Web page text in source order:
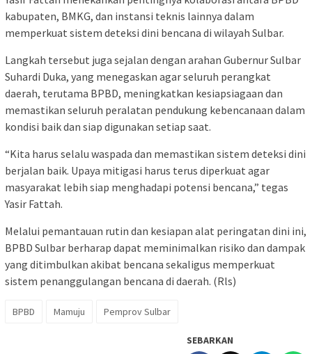
kabupaten, BMKG, dan instansi teknis lainnya dalam
memperkuat sistem deteksi dini bencana di wilayah Sulbar.
Langkah tersebut juga sejalan dengan arahan Gubernur Sulbar
Suhardi Duka, yang menegaskan agar seluruh perangkat
daerah, terutama BPBD, meningkatkan kesiapsiagaan dan
memastikan seluruh peralatan pendukung kebencanaan dalam
kondisi baik dan siap digunakan setiap saat.
“Kita harus selalu waspada dan memastikan sistem deteksi dini
berjalan baik. Upaya mitigasi harus terus diperkuat agar
masyarakat lebih siap menghadapi potensi bencana,” tegas
Yasir Fattah.
Melalui pemantauan rutin dan kesiapan alat peringatan dini ini,
BPBD Sulbar berharap dapat meminimalkan risiko dan dampak
yang ditimbulkan akibat bencana sekaligus memperkuat
sistem penanggulangan bencana di daerah. (Rls)
BPBD Mamuju Pemprov Sulbar
SEBARKAN